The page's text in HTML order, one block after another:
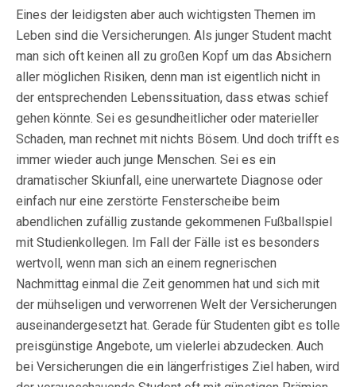
Eines der leidigsten aber auch wichtigsten Themen im
Leben sind die Versicherungen. Als junger Student macht
man sich oft keinen all zu großen Kopf um das Absichern
aller möglichen Risiken, denn man ist eigentlich nicht in
der entsprechenden Lebenssituation, dass etwas schief
gehen könnte. Sei es gesundheitlicher oder materieller
Schaden, man rechnet mit nichts Bösem. Und doch trifft es
immer wieder auch junge Menschen. Sei es ein
dramatischer Skiunfall, eine unerwartete Diagnose oder
einfach nur eine zerstörte Fensterscheibe beim
abendlichen zufällig zustande gekommenen Fußballspiel
mit Studienkollegen. Im Fall der Fälle ist es besonders
wertvoll, wenn man sich an einem regnerischen
Nachmittag einmal die Zeit genommen hat und sich mit
der mühseligen und verworrenen Welt der Versicherungen
auseinandergesetzt hat. Gerade für Studenten gibt es tolle
preisgünstige Angebote, um vielerlei abzudecken. Auch
bei Versicherungen die ein längerfristiges Ziel haben, wird